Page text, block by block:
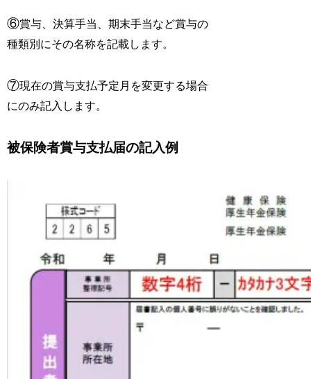
⑥賞与、決算手当、期末手当など賞与の
種類別にその名称を記載します。
⑦現在の賞与支払予定月を変更する場合
にのみ記入します。
被保険者賞与支払届の記入例